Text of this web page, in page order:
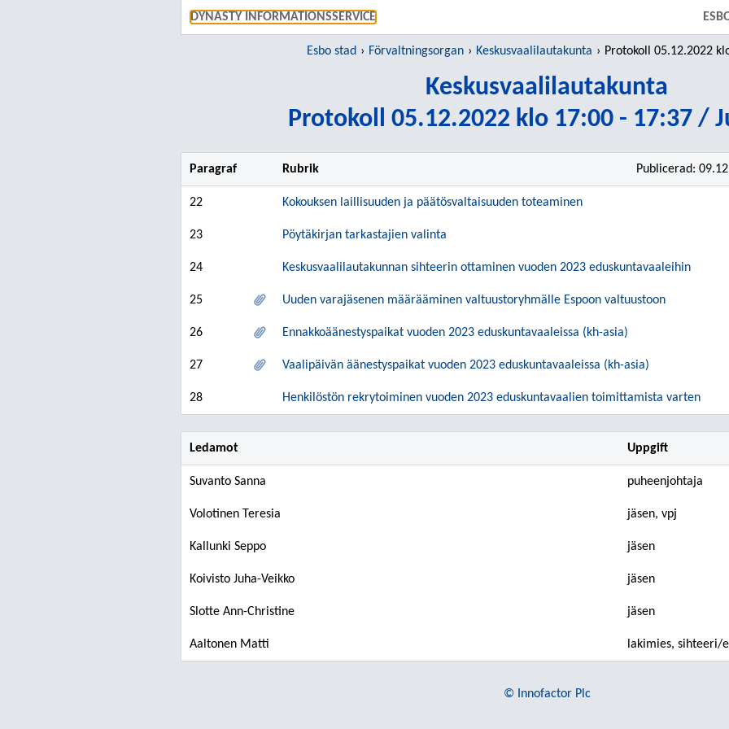
DYNASTY INFORMATIONSSERVICE
Esbo stad Förvaltningsorgan Keskusvaalilautakunta Protokoll 05.12.2022 klo 17:00 -
Keskusvaalilautakunta
Protokoll 05.12.2022 klo 17:00 - 17:37 /
Paragraf Rubrik Publicerad:
22 Kokouksen laillisuuden ja päätösvaltaisuuden toteaminen
23 Pöytäkirjan tarkastajien valinta
24 Keskusvaalilautakunnan sihteerin ottaminen vuoden 2023 eduskuntavaaleihin
25 Uuden varajäsenen määrääminen valtuustoryhmälle Espoon valtuustoon
26 Ennakkoäänestyspaikat vuoden 2023 eduskuntavaaleissa (kh-asia)
27 Vaalipäivän äänestyspaikat vuoden 2023 eduskuntavaaleissa (kh-asia)
28 Henkilöstön rekrytoiminen vuoden 2023 eduskuntavaalien toimittamista varten
Ledamot Uppgift
Suvanto Sanna puheenjohtaja
Volotinen Teresia jäsen, vpj
Kallunki Seppo jäsen
Koivisto Juha-Veikko jäsen
Slotte Ann-Christine jäsen
Aaltonen Matti lakimies, sihteeri/
© Innofactor Plc